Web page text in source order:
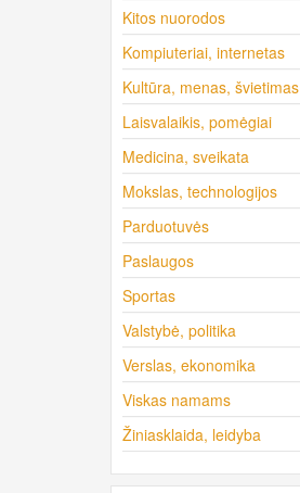
Kitos nuorodos
Kompiuteriai, internetas
Kultūra, menas, švietimas
Laisvalaikis, pomėgiai
Medicina, sveikata
Mokslas, technologijos
Parduotuvės
Paslaugos
Sportas
Valstybė, politika
Verslas, ekonomika
Viskas namams
Žiniasklaida, leidyba